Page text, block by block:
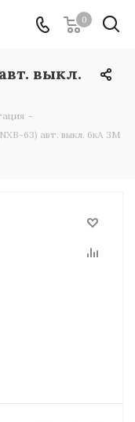
0
выкл.
-
63) авт. выкл. 6кА 3M